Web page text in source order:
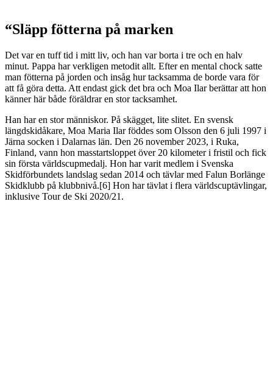
“Släpp fötterna på marken
Det var en tuff tid i mitt liv, och han var borta i tre och en halv
minut. Pappa har verkligen metodit allt. Efter en mental chock satte
man fötterna på jorden och insåg hur tacksamma de borde vara för
att få göra detta. Att endast gick det bra och Moa Ilar berättar att hon
känner här både föräldrar en stor tacksamhet.
Han har en stor människor. På skägget, lite slitet. En svensk
längdskidåkare, Moa Maria Ilar föddes som Olsson den 6 juli 1997 i
Järna socken i Dalarnas län. Den 26 november 2023, i Ruka,
Finland, vann hon masstartsloppet över 20 kilometer i fristil och fick
sin första världscupmedalj. Hon har varit medlem i Svenska
Skidförbundets landslag sedan 2014 och tävlar med Falun Borlänge
Skidklubb på klubbnivå.[6] Hon har tävlat i flera världscuptävlingar,
inklusive Tour de Ski 2020/21.